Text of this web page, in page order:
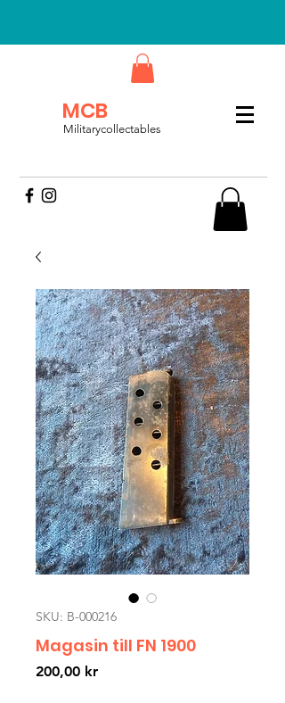
MCB
Militarycollectables
SKU: B-000216
Magasin till FN 1900
200,00 krPris